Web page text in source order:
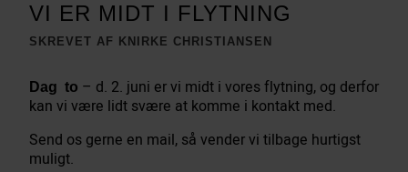
VI ER MIDT I FLYTNING
SKREVET AF KNIRKE CHRISTIANSEN
Dag to – d. 2. juni er vi midt i vores flytning, og derfor
kan vi være lidt svære at komme i kontakt med.
Send os gerne en mail, så vender vi tilbage hurtigst
muligt.